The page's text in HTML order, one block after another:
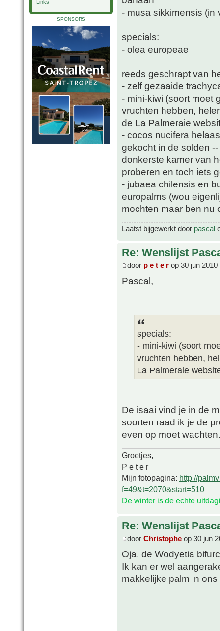
Links
SPONSORS
- musa sikkimensis (in
specials:
- olea europeae
reeds geschrapt van
- zelf gezaaide
- mini-kiwi (soort moet
vruchten hebben,
de La Palmeraie
- cocos nucifera
gekocht in de solden
donkerste kamer van
proberen en toch iets
- jubaea chilensis en
europalms (wou
mochten maar ben nu
Laatst bijgewerkt door pascal
Re: Wenslijst
door p e t e r op 30 jun 2010
Pascal,
specials:
- mini-kiwi (soort
vruchten hebben,
La Palmeraie
De isaai vind je in de
soorten raad ik je de
even op moet wachten.
Groetjes,
P e t e r
Mijn fotopagina: http://
f=49&t=2070&start=510
De winter is de echte
Re: Wenslijst
door Christophe op 30 jun
Oja, de Wodyetia
Ik kan er wel
makkelijke palm in